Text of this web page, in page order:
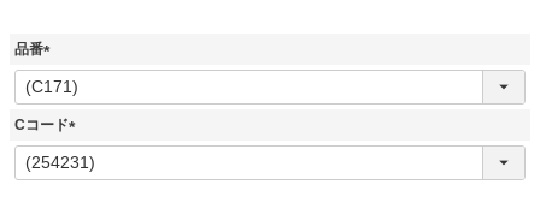
品番
(
必
Cコード
(
必